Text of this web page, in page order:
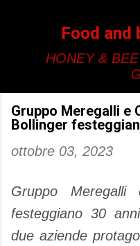
Food and
HONEY &
Gruppo Meregalli e
Bollinger
ottobre 03, 2023
Gruppo Meregalli
festeggiano 30
due aziende